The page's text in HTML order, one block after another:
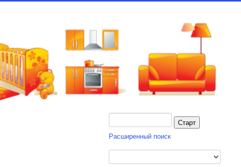
Расширенный поиск